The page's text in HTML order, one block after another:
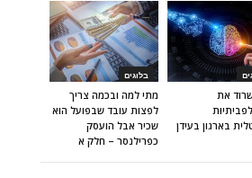
בלוגים
מתי למה ובכמה צריך
לפצות עובד שבפועל הוא
שכיר אבל הועסק
כפרילנסר – חלק א
את
בארגון בעידן